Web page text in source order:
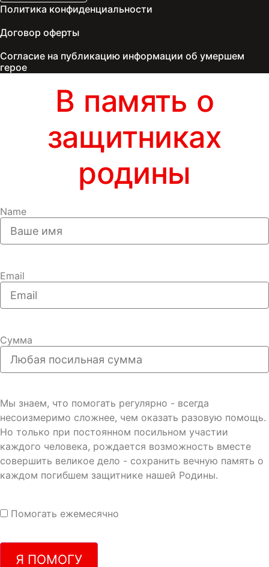
Политика конфиденциальности
Договор оферты
Согласие на публикацию информации об умершем
герое
В память о
защитниках
родины
Name
Email
Сумма
Мы знаем, что помогать регулярно - всегда
несоизмеримо сложнее, чем оказать разовую помощь.
Но только при постоянном посильном участии
каждого человека, рождается возможность вместе
совершить великое дело - сохранить вечную память о
каждом погибшем защитнике нашей Родины.
Помогать ежемесячно
Я ПОМОГУ